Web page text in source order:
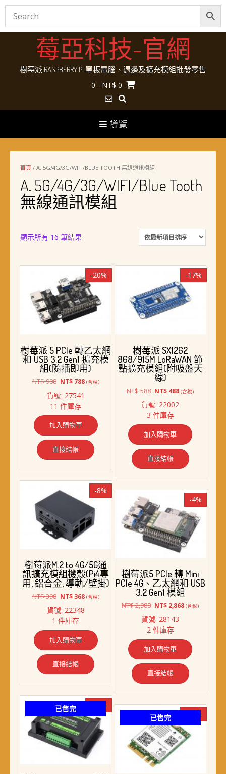
Skip
莓亞科技-官網
樹莓派 RASPBERRY PI 單板電腦、週邊及擴充模組批發零售
0 - NT$ 0
導覽
首頁 / A. 5G/4G/3G/WIFI/BLUE TOOTH 無線通訊模組
A. 5G/4G/3G/WIFI/Blue Tooth
無線通訊模組
顯示所有 16 筆結果依
項
目
排
序
-20%
樹莓派 5 PCIe 轉乙太網
和 USB 3.2 Gen1 擴充模
組(隨插即用)
NT$988 原
價
格：
NT$ 988。
NT$788目
NT$ 788。
(含稅)
貨號: 27541
11 件庫存
加入購物車
直接結帳
-17%
樹莓派 SX1262
868/915M LoRaWAN 節
點擴充模組(附吸盤天
線)
NT$588 原
價
格：
NT$ 588。
NT$ 488目
價
NT$ 488。
(含稅)
貨號: 22002
3 件庫存
加入購物車
直接結帳
-8%
樹莓派M.2 to 4G/5G通
訊擴充模組機殼(Pi4專
用, 鋁合金, 導軌/壁掛)
NT$398 原
價
格：
NT$ 398。
NT$368目
價
NT$ 368。
(含稅)
貨號: 22348
1 件庫存
加入購物車
直接結帳
-4%
樹莓派5 PCIe 轉 Mini
PCIe 4G、乙太網和 USB
3.2 Gen1 模組
NT$2,988 原
價
格：
NT$ 2,988。
NT$ 2,868目
NT$ 2,868。
(含稅)
貨號: 28143
2 件庫存
加入購物車
直接結帳
已售完 -13%
已售完 -13%